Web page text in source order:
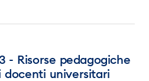
- Risorse pedagogiche
docenti universitari